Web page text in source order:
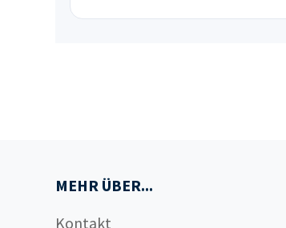
MEHR ÜBER...
Kontakt